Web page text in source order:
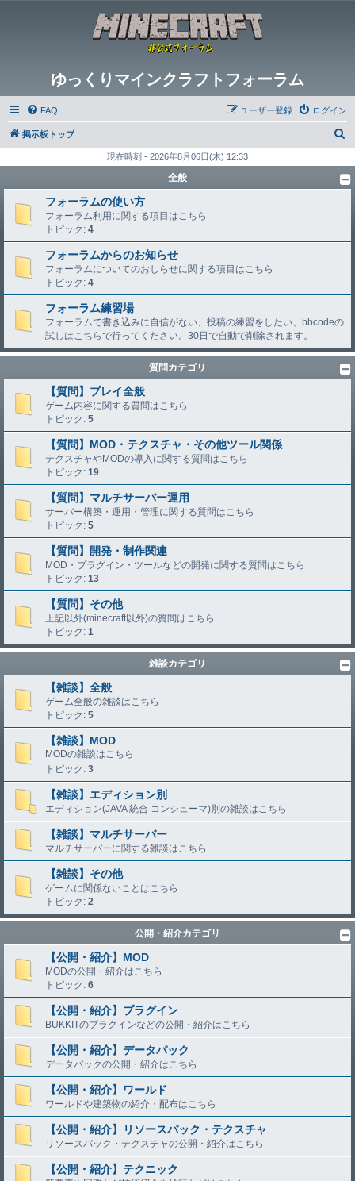
ゆっくりマインクラフトフォーラム
FAQ ログイン
ユーザー登録
掲示板トップ
現在時刻 - 2026年8月06日(木) 12:33
全般
フォーラムの使い方
フォーラム利用に関する項目はこちら
トピック: 4
フォーラムからのお知らせ
フォーラムについてのおしらせに関する項目はこちら
トピック: 4
フォーラム練習場
フォーラムで書き込みに自信がない、投稿の練習をしたい、bbcodeの
試しはこちらで行ってください。30日で自動で削除されます。
質問カテゴリ
【質問】プレイ全般
ゲーム内容に関する質問はこちら
トピック: 5
【質問】MOD・テクスチャ・その他ツール関係
テクスチャやMODの導入に関する質問はこちら
トピック: 19
【質問】マルチサーバー運用
サーバー構築・運用・管理に関する質問はこちら
トピック: 5
【質問】開発・制作関連
MOD・プラグイン・ツールなどの開発に関する質問はこちら
トピック: 13
【質問】その他
上記以外(minecraft以外)の質問はこちら
トピック: 1
雑談カテゴリ
【雑談】全般
ゲーム全般の雑談はこちら
トピック: 5
【雑談】MOD
MODの雑談はこちら
トピック: 3
【雑談】エディション別
エディション(JAVA 統合 コンシューマ)別の雑談はこちら
【雑談】マルチサーバー
マルチサーバーに関する雑談はこちら
【雑談】その他
ゲームに関係ないことはこちら
トピック: 2
公開・紹介カテゴリ
【公開・紹介】MOD
MODの公開・紹介はこちら
トピック: 6
【公開・紹介】プラグイン
BUKKITのプラグインなどの公開・紹介はこちら
【公開・紹介】データパック
データパックの公開・紹介はこちら
【公開・紹介】ワールド
ワールドや建築物の紹介・配布はこちら
【公開・紹介】リソースパック・テクスチャ
リソースパック・テクスチャの公開・紹介はこちら
【公開・紹介】テクニック